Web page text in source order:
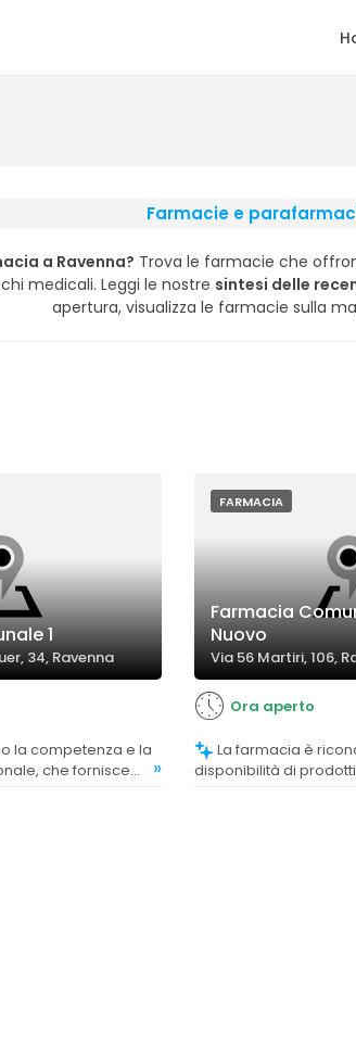
Farmacie e
a Ravenna? Trova le farmacie che
medicali. Leggi le nostre sintesi delle
apertura, visualizza le farmacie sulla
1
34, Ravenna
che fornisce
»
FARMACIA
Farmacia
Nuovo
Via 56 Martiri, 106,
Ora aperto
La farmacia è riconosciuta per la
disponibilità di